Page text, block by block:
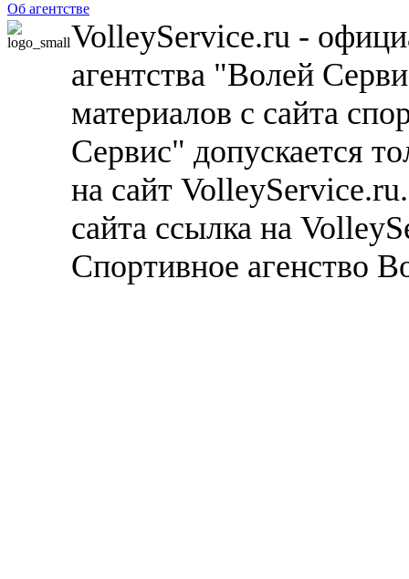
Об агентстве
VolleyService.ru -
агентства "Волей
материалов с сайта
Сервис" допускается
на сайт
сайта ссылка на
Спортивное агенство